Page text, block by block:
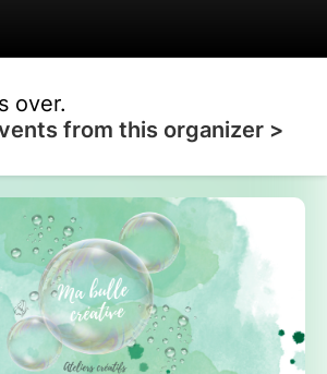
over.
from this organizer >